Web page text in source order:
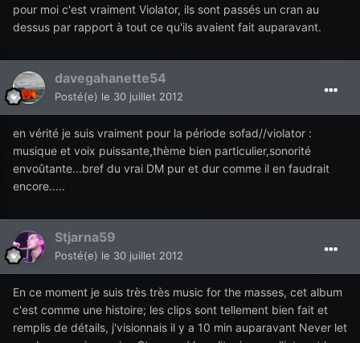
pour moi c'est vraiment Violator, ils sont passés un cran au
dessus par rapport à tout ce qu'ils avaient fait auparavant.
davegahanette54
Posté(e) le 30 juillet 2012
en vérité je suis vraiment pour la période sofad//violator :
musique et voix puissante,thème bien particulier,sonorité
envoûtante...bref du vrai DM pur et dur comme il en faudrait
encore.....
Stjarna59
Posté(e) le 30 juillet 2012
En ce moment je suis très très music for the masses, cet album
c'est comme une histoire; les clips sont tellement bien fait et
remplis de détails, j'visionnais il y a 10 min auparavant Never let